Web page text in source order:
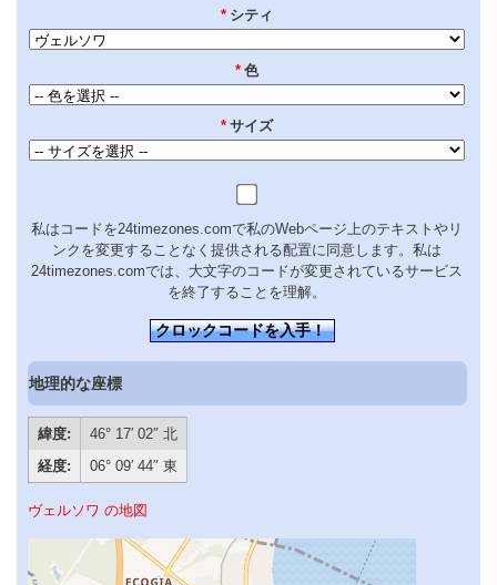
* シティ
* 色
* サイズ
私はコードを24timezones.comで私のWebページ上のテキストやリ
ンクを変更することなく提供される配置に同意します。私は
24timezones.comでは、大文字のコードが変更されているサービス
を終了することを理解。
クロックコードを入手！
地理的な座標
緯度:
46° 17′ 02″ 北
経度:
06° 09′ 44″ 東
ヴェルソワ の地図